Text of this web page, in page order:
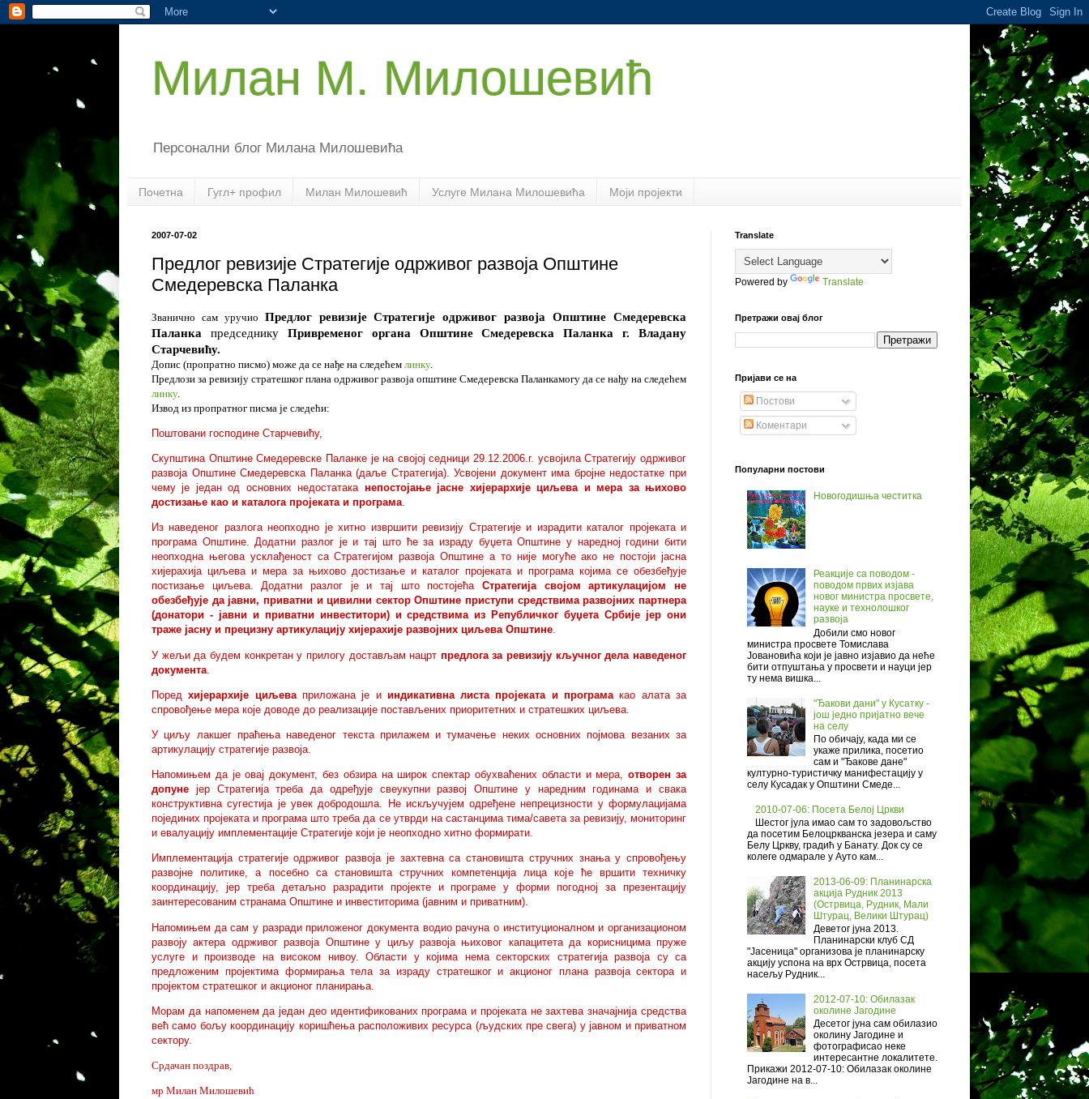
Милан М. Милошевић
Персонални блог Милана Милошевића
Почетна Гугл+ профил Милан Милошевић Услуге Милана Милошевића Моји пројекти
2007-07-02
Предлог ревизије Стратегије одрживог развоја Општине
Смедеревска Паланка‎
Званично сам уручио Предлог ревизије Стратегије одрживог развоја Општине Смедеревска
Паланка председнику Привременог органа Општине Смедеревска Паланка г. Владану
Старчевићу.
Допис (пропратно писмо) може да се нађе на следећем линку.
Предлози за ревизију стратешког плана одрживог развоја општине Смедеревска Паланкамогу да се нађу на следећем
линку.
Извод из пропратног писма је следећи:
Поштовани господине Старчевићу,
Скупштина Општине Смедеревске Паланке је на својој седници 29.12.2006.г. усвојила Стратегију одрживог
развоја Општине Смедеревска Паланка (даље Стратегија). Усвојени документ има бројне недостатке при
чему је један од основних недостатака непостојање јасне хијерархије циљева и мера за њихово
достизање као и каталога пројеката и програма.
Из наведеног разлога неопходно је хитно извршити ревизију Стратегије и израдити каталог пројеката и
програма Општине. Додатни разлог је и тај што ће за израду буџета Општине у наредној години бити
неопходна његова усклађеност са Стратегијом развоја Општине а то није могуће ако не постоји јасна
хијерахија циљева и мера за њихово достизање и каталог пројеката и програма којима се обезбеђује
постизање циљева. Додатни разлог је и тај што постојећа Стратегија својом артикулацијом не
обезбеђује да јавни, приватни и цивилни сектор Општине приступи средствима развојних партнера
(донатори - јавни и приватни инвеститори) и средствима из Републичког буџета Србије јер они
траже јасну и прецизну артикулацију хијерахије развојних циљева Општине.
У жељи да будем конкретан у прилогу достављам нацрт предлога за ревизију кључног дела наведеног
документа
Поред хијерархије циљева приложана је и индикативна листа пројеката и програма као алата за
спровођење мера које доводе до реализације постављених приоритетних и стратешких циљева.
У циљу лакшег праћења наведеног текста прилажем и тумачење неких основних појмова везаних за
артикулацију стратегије развоја.
Напомињем да је овај документ, без обзира на широк спектар обухваћених области и мера,отворен за
допуне јер Стратегија треба да одређује свеукупни развој Општине у наредним годинама и свака
конструктивна сугестија је увек добродошла. Не искључујем одређене непрецизности у формулацијама
појединих пројеката и програма што треба да се утврди на састанцима тима/савета за ревизију, мониторинг
и евалуацију имплементације Стратегије који је неопходно хитно формирати.
Имплементација стратегије одрживог развоја је захтевна са становишта стручних знања у спровођењу
развојне политике, а посебно са становишта стручних компетенција лица које ће вршити техничку
координацију, јер треба детаљно разрадити пројекте и програме у форми погодној за презентацију
заинтересованим странама Општине и инвеститорима (јавним и приватним).
Напомињем да сам у разради приложеног документа водио рачуна о институционалном и организационом
развоју актера одрживог развоја Општине у циљу развоја њиховог капацитета да корисницима пруже
услуге и производе на високом нивоу. Области у којима нема секторских стратегија развоја су са
предложеним пројектима формирања тела за израду стратешког и акционог плана развоја сектора и
пројектом стратешког и акционог планирања.
Морам да напоменем да један део идентификованих програма и пројеката не захтева значајнија средства
већ само бољу координацију коришћења расположивих ресурса (људских пре свега) у јавном и приватном
сектору.
Срдачан поздрав,
мр Милан Милошевић
Translate
Powered by Translate
Претражи овај блог
Пријави се на
Постови
Коментари
Популарни постови
Новогодишња честитка
Реакције са поводом -
поводом првих изјава
новог министра просвете,
науке и технолошког
развоја
Добили смо новог
министра просвете Томислава
Јовановића који је јавно изјавио да неће
бити отпуштања у просвети и науци јер
ту нема вишка...
"Ђакови дани" у Кусатку -
још једно пријатно вече
на селу
По обичају, када ми се
укаже прилика, посетио
сам и "Ђакове дане"
културно-туристичку манифестацију у
селу Кусадак у Општини Смеде...
2010-07-06: Посета Белој Цркви
Шестог јула имао сам то задовољство
да посетим Белоцркванска језера и саму
Белу Цркву, градић у Банату. Док су се
колеге одмарале у Ауто кам...
2013-06-09: Планинарска
акција Рудник 2013
(Острвица, Рудник, Мали
Штурац, Велики Штурац)
Деветог јуна 2013.
Планинарски клуб СД
"Јасеница" организова је планинарску
акцију успона на врх Острвица, посета
насељу Рудник...
2012-07-10: Обилазак
околине Јагодине
Десетог јуна сам обилазио
околину Јагодине и
фотографисао неке
интересантне локалитете.
Прикажи 2012-07-10: Обилазак околине
Јагодине на в...